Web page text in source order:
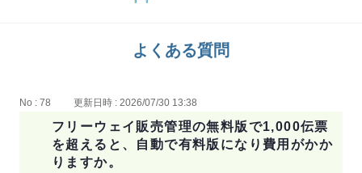
よくある質問
No : 78 更新日時 : 2026/07/30 13:38
フリーウェイ販売管理の無料版で1,000伝票
を超えると、自動で有料版になり費用がかか
りますか。